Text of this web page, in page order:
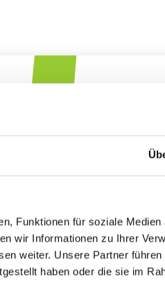
Funktionen für soziale Medien
wir Informationen zu Ihrer
weiter. Unsere Partner
haben oder die sie im